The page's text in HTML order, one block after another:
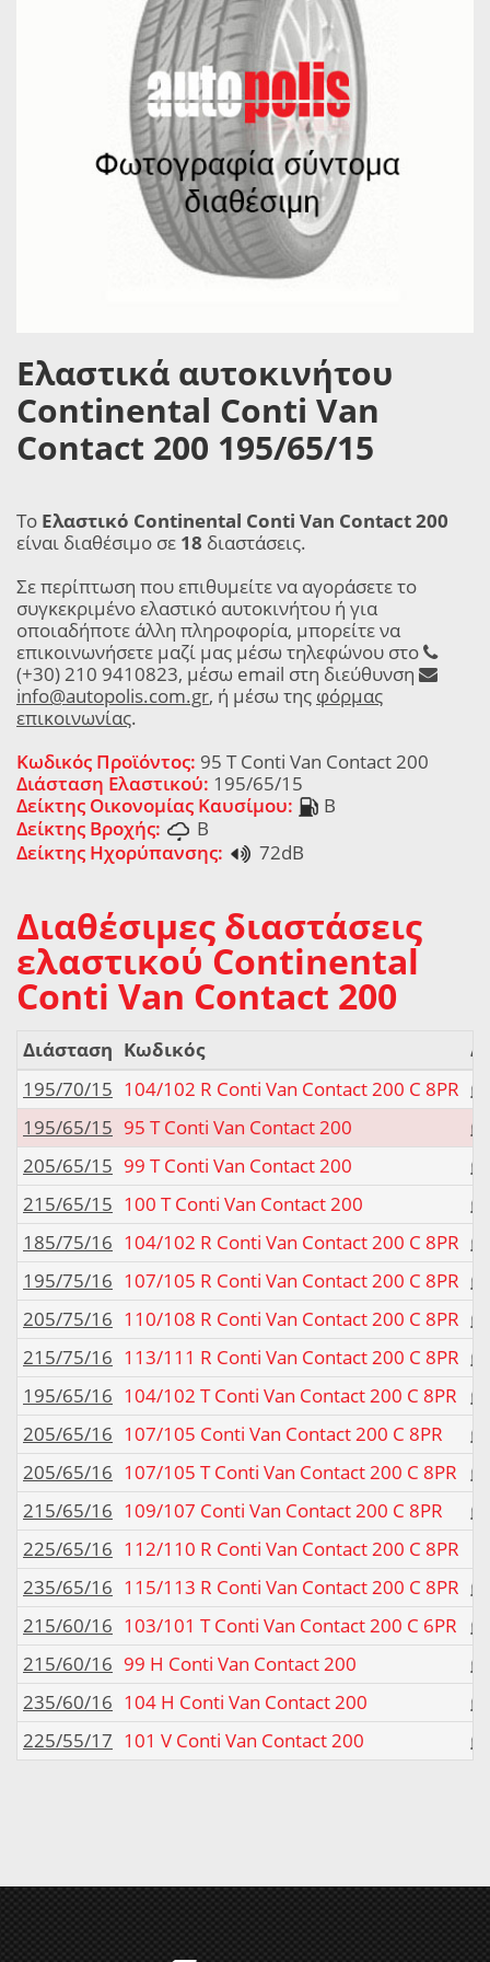
Ελαστικά αυτοκινήτου
Continental Conti Van
Contact 200 195/65/15
Το Ελαστικό Continental Conti Van Contact 200
είναι διαθέσιμο σε 18 διαστάσεις.
Σε περίπτωση που επιθυμείτε να αγοράσετε το
συγκεκριμένο ελαστικό αυτοκινήτου ή για
οποιαδήποτε άλλη πληροφορία, μπορείτε να
επικοινωνήσετε μαζί μας μέσω τηλεφώνου στο
(+30) 210 9410823, μέσω email στη διεύθυνση
info@autopolis.com.gr, ή μέσω της φόρμας
επικοινωνίας.
Κωδικός Προϊόντος: 95 T Conti Van Contact 200
Διάσταση Ελαστικού: 195/65/15
Δείκτης Οικονομίας Καυσίμου:
B
Δείκτης Βροχής:
B
Δείκτης Ηχορύπανσης:
72dB
Διαθέσιμες διαστάσεις
ελαστικού Continental
Conti Van Contact 200
Διάσταση Κωδικός
195/70/15 104/102 R Conti Van Contact 200 C 8PR
195/65/15 95 T Conti Van Contact 200
205/65/15 99 T Conti Van Contact 200
215/65/15 100 T Conti Van Contact 200
185/75/16 104/102 R Conti Van Contact 200 C 8PR
195/75/16 107/105 R Conti Van Contact 200 C 8PR
205/75/16 110/108 R Conti Van Contact 200 C 8PR
215/75/16 113/111 R Conti Van Contact 200 C 8PR
195/65/16 104/102 T Conti Van Contact 200 C 8PR
205/65/16 107/105 Conti Van Contact 200 C 8PR
205/65/16 107/105 T Conti Van Contact 200 C 8PR
215/65/16 109/107 Conti Van Contact 200 C 8PR
225/65/16 112/110 R Conti Van Contact 200 C 8PR
235/65/16 115/113 R Conti Van Contact 200 C 8PR
215/60/16 103/101 T Conti Van Contact 200 C 6PR
215/60/16 99 H Conti Van Contact 200
235/60/16 104 H Conti Van Contact 200
225/55/17 101 V Conti Van Contact 200